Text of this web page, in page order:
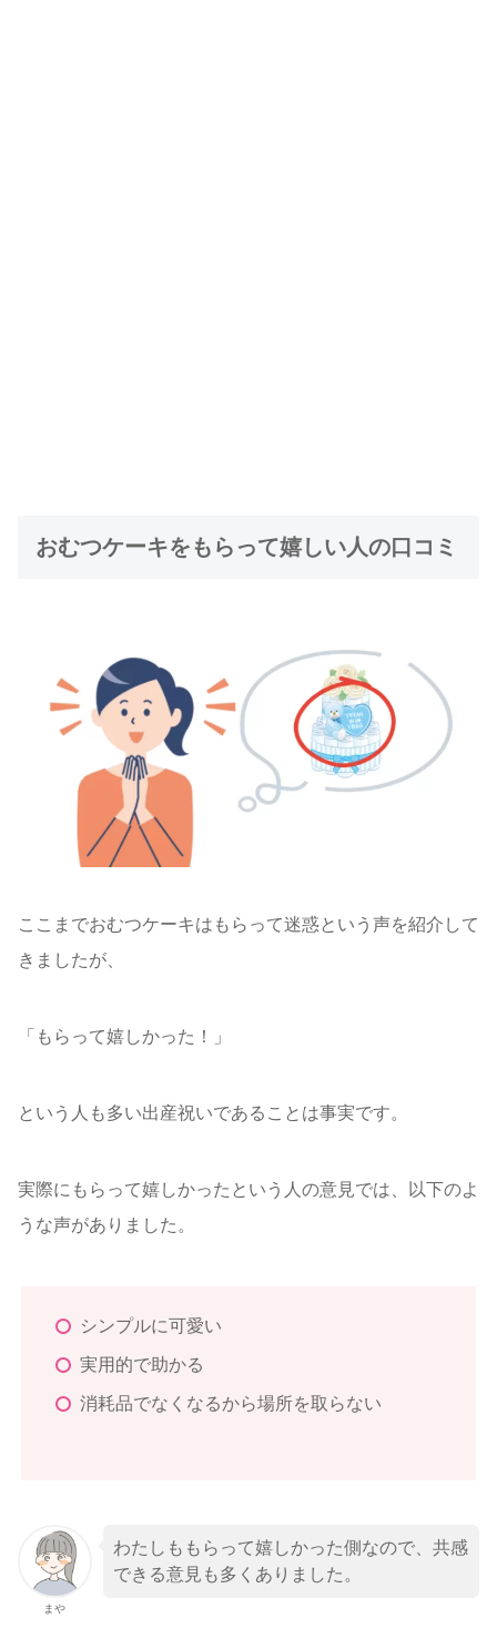
おむつケーキをもらって嬉しい人の口コミ
ここまでおむつケーキはもらって迷惑という声を紹介して
きましたが、
「もらって嬉しかった！」
という人も多い出産祝いであることは事実です。
実際にもらって嬉しかったという人の意見では、以下のよ
うな声がありました。
シンプルに可愛い
実用的で助かる
消耗品でなくなるから場所を取らない
まや
わたしももらって嬉しかった側なので、共感
できる意見も多くありました。